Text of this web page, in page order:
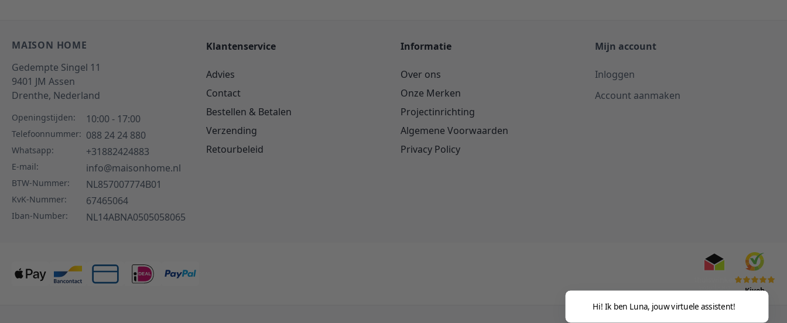
MAISON HOME
Gedempte Singel 11
9401 JM Assen
Drenthe, Nederland
Openingstijden: 10:00 - 17:00
Telefoonnummer: 088 24 24 880
Whatsapp: +31882424883
E-mail: info@maisonhome.nl
BTW-Nummer: NL857007774B01
KvK-Nummer: 67465064
Iban-Number: NL14ABNA0505058065
Klantenservice
Advies
Contact
Bestellen & Betalen
Verzending
Retourbeleid
Informatie
Over ons
Onze Merken
Projectinrichting
Algemene Voorwaarden
Privacy Policy
Mijn account
Inloggen
Account aanmaken
Kiyoh
Hi! Ik ben Luna, jouw virtuele assistent!